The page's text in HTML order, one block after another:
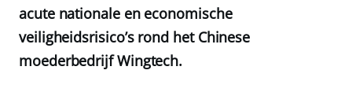
acute nationale en economische
veiligheidsrisico’s rond het Chinese
moederbedrijf Wingtech.